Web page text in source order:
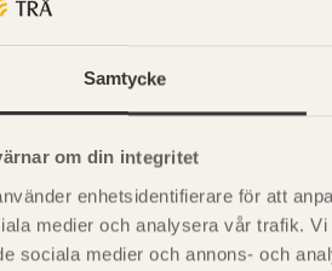
Samtycke
om din integritet
enhetsidentifierare för att
medier och analysera vår trafik.
sociala medier och annons- och